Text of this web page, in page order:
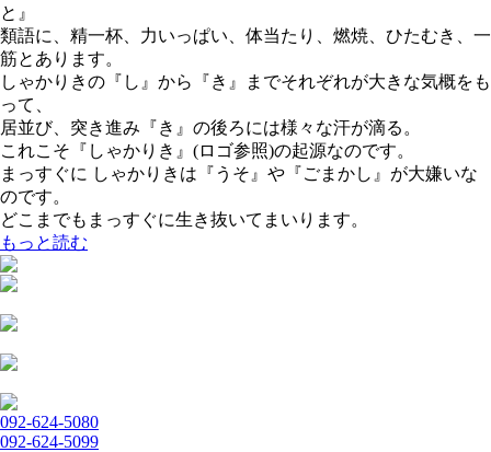
と』
類語に、精一杯、力いっぱい、体当たり、燃焼、ひたむき、一
筋とあります。
しゃかりきの『し』から『き』までそれぞれが大きな気概をも
って、
居並び、突き進み『き』の後ろには様々な汗が滴る。
これこそ『しゃかりき』(ロゴ参照)の起源なのです。
まっすぐに しゃかりきは『うそ』や『ごまかし』が大嫌いな
のです。
どこまでもまっすぐに生き抜いてまいります。
もっと読む
092-624-5080
092-624-5099